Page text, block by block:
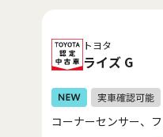
トヨタ
ライズ G
コーナーセンサー、